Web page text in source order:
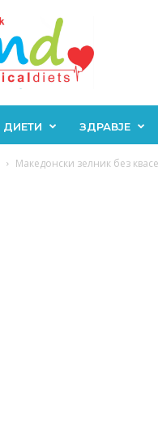
ДИЕТИ ЗДРАВЈЕ
Македонски зелник без